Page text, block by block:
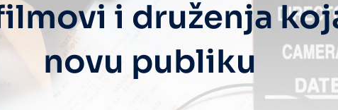
i druženja
novu publiku